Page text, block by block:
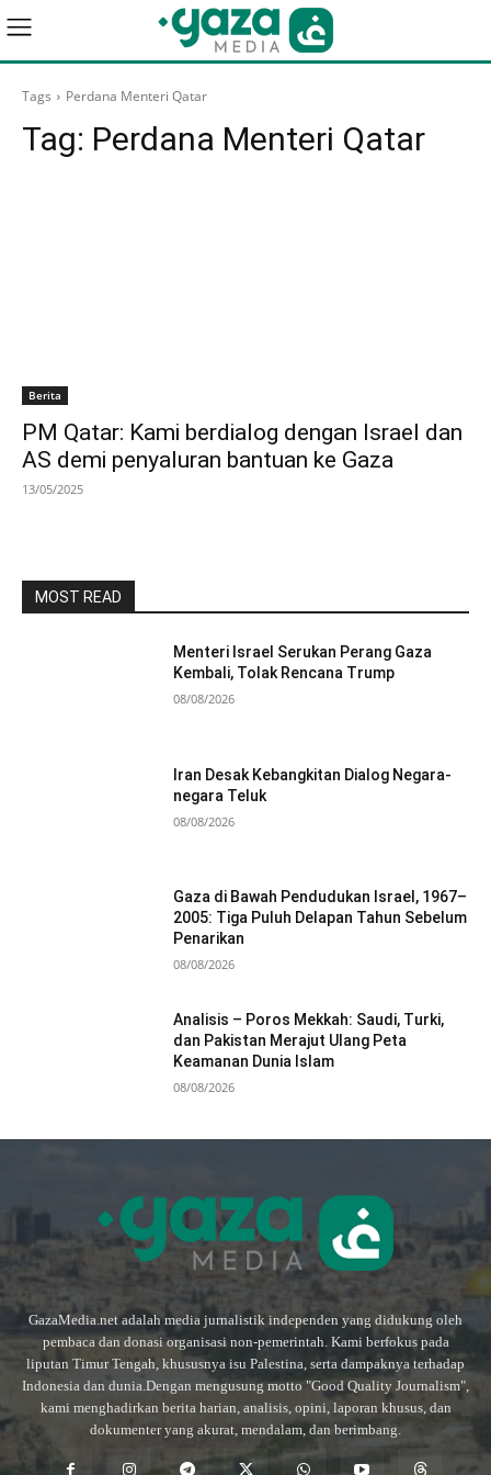
Tags Perdana Menteri Qatar
Tag: Perdana Menteri Qatar
Berita
PM Qatar: Kami berdialog dengan Israel dan
AS demi penyaluran bantuan ke Gaza
13/05/2025
MOST READ
Menteri Israel Serukan Perang Gaza
Kembali, Tolak Rencana Trump
08/08/2026
Iran Desak Kebangkitan Dialog Negara-
negara Teluk
08/08/2026
Gaza di Bawah Pendudukan Israel, 1967–
2005: Tiga Puluh Delapan Tahun Sebelum
Penarikan
08/08/2026
Analisis – Poros Mekkah: Saudi, Turki,
dan Pakistan Merajut Ulang Peta
Keamanan Dunia Islam
08/08/2026
GazaMedia.net adalah media jurnalistik independen yang didukung oleh
pembaca dan donasi organisasi non-pemerintah. Kami berfokus pada
liputan Timur Tengah, khususnya isu Palestina, serta dampaknya terhadap
Indonesia dan dunia.Dengan mengusung motto "Good Quality Journalism",
kami menghadirkan berita harian, analisis, opini, laporan khusus, dan
dokumenter yang akurat, mendalam, dan berimbang.